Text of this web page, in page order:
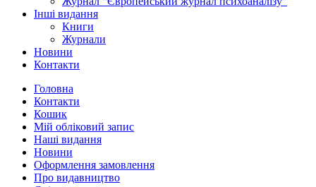
Інші видання
Книги
Журнали
Новини
Контакти
Головна
Контакти
Кошик
Мій обліковий запис
Наші видання
Новини
Оформлення замовлення
Про видавництво